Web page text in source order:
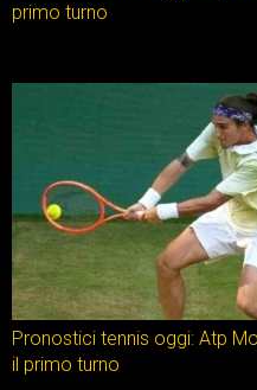
primo turno
Pronostici tennis oggi: Atp
il primo turno